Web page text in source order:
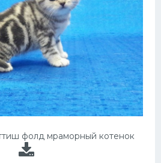
фолд мраморный котенок